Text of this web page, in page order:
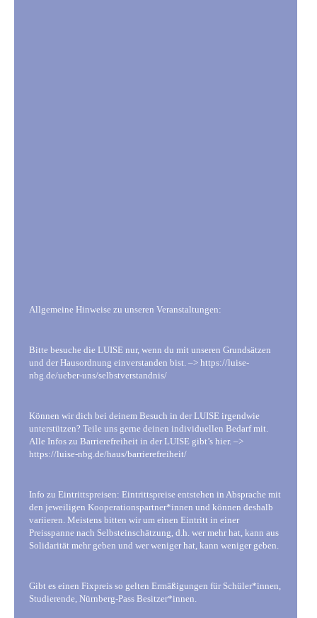
Allgemeine Hinweise zu unseren Veranstaltungen:
Bitte besuche die LUISE nur, wenn du mit unseren Grundsätzen
und der Hausordnung einverstanden bist. –> https://luise-
nbg.de/ueber-uns/selbstverstandnis/
Können wir dich bei deinem Besuch in der LUISE irgendwie
unterstützen? Teile uns gerne deinen individuellen Bedarf mit.
Alle Infos zu Barrierefreiheit in der LUISE gibt’s hier. –>
https://luise-nbg.de/haus/barrierefreiheit/
Info zu Eintrittspreisen: Eintrittspreise entstehen in Absprache mit
den jeweiligen Kooperationspartner*innen und können deshalb
variieren. Meistens bitten wir um einen Eintritt in einer
Preisspanne nach Selbsteinschätzung, d.h. wer mehr hat, kann aus
Solidarität mehr geben und wer weniger hat, kann weniger geben.
Gibt es einen Fixpreis so gelten Ermäßigungen für Schüler*innen,
Studierende, Nürnberg-Pass Besitzer*innen.